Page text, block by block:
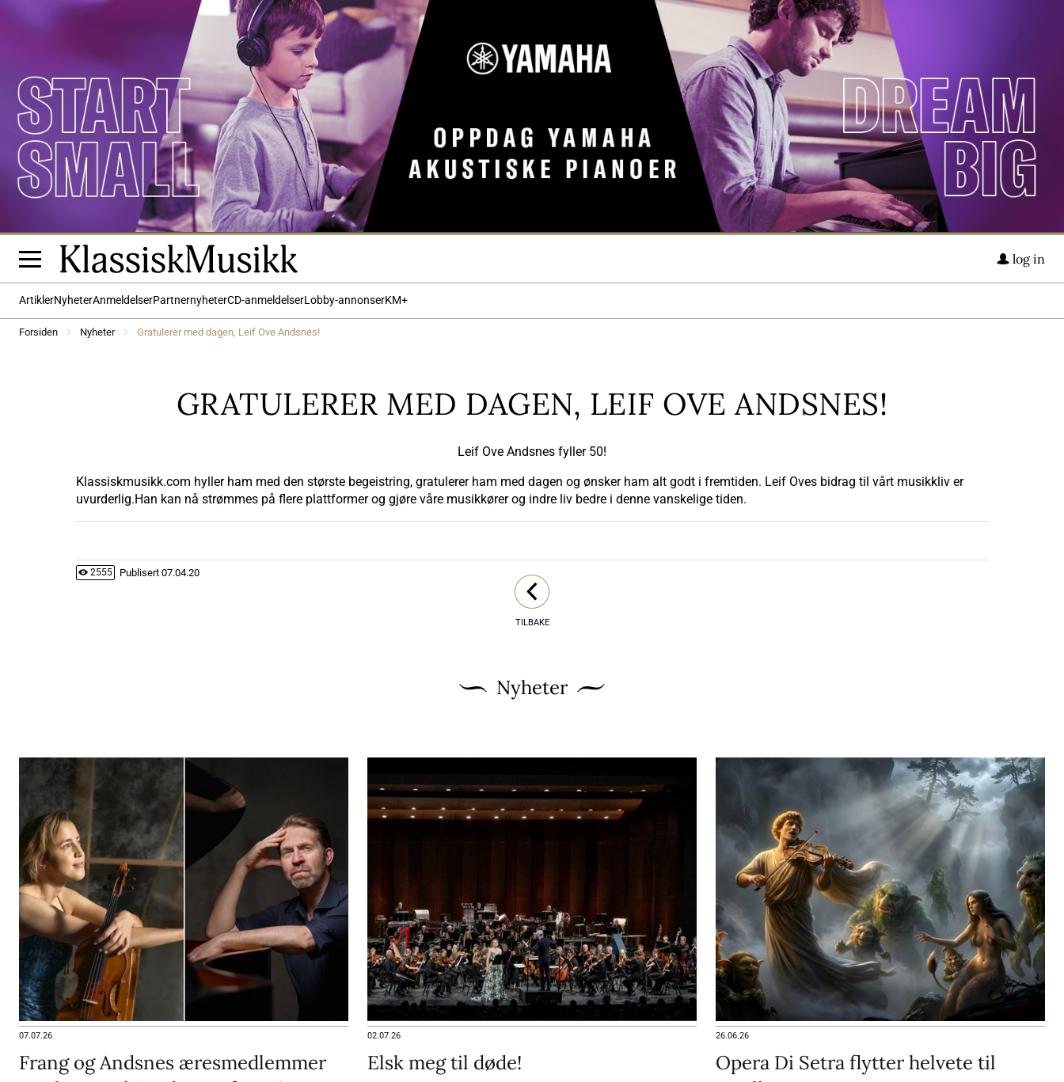
log in
ArtiklerNyheterAnmeldelserPartnernyheterCD-anmeldelserLobby-annonserKM+
Forsiden Nyheter Gratulerer med dagen, Leif Ove Andsnes!
GRATULERER MED DAGEN, LEIF OVE ANDSNES!
Leif Ove Andsnes fyller 50!
Klassiskmusikk.com hyller ham med den største begeistring, gratulerer ham med dagen og ønsker ham alt godt i fremtiden. Leif Oves bidrag til vårt musikkliv er
uvurderlig.Han kan nå strømmes på flere plattformer og gjøre våre musikkører og indre liv bedre i denne vanskelige tiden.
2555 Publisert 07.04.20
TILBAKE
Nyheter
07.07.26
Frang og Andsnes æresmedlemmer
02.07.26
Elsk meg til døde!
26.06.26
Opera Di Setra flytter helvete til